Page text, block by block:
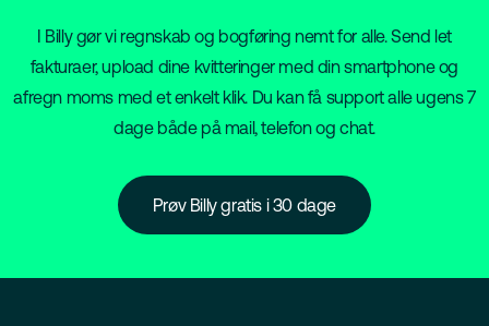
I Billy gør vi regnskab og bogføring nemt for alle. Send let
fakturaer, upload dine kvitteringer med din smartphone og
afregn moms med et enkelt klik. Du kan få support alle ugens 7
dage både på mail, telefon og chat.
Prøv Billy gratis i 30 dage